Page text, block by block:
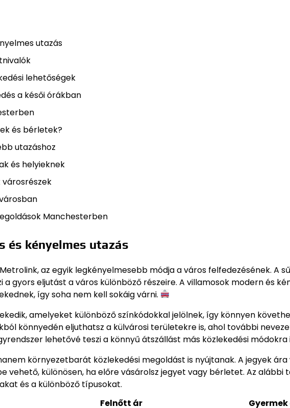
utazás
lehetőségek
a késői órákban
és bérletek?
utazáshoz
és helyieknek
Manchesterben
és kényelmes utazás
az egyik legkényelmesebb módja a város felfedezésének. A
gyors eljutást a város különböző részeire. A villamosok modern és
így soha nem kell sokáig várni.
amelyeket különböző színkódokkal jelölnek, így könnyen
könnyedén eljuthatsz a külvárosi területekre is, ahol további
lehetővé teszi a könnyű átszállást más közlekedési módokra
környezetbarát közlekedési megoldást is nyújtanak. A jegyek
vehető, különösen, ha előre vásárolsz jegyet vagy bérletet. Az alábbi
és a különböző típusokat.
Felnőtt ár